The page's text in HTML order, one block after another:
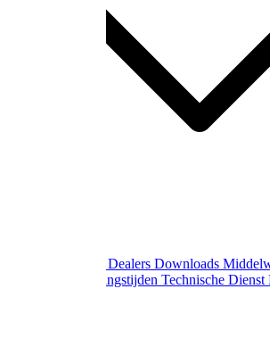
Dealers Downloads
Gewijzigde openingstijden Technische Dienst